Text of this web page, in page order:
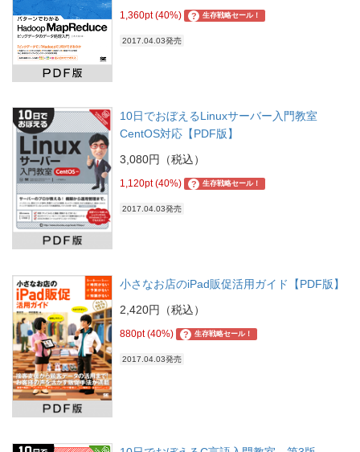
1,360pt (40%) ? 生存戦略セール！
2017.04.03発売
10日でおぼえるLinuxサーバー入門教室
CentOS対応【PDF版】
3,080円（税込）
1,120pt (40%) ? 生存戦略セール！
2017.04.03発売
小さなお店のiPad販促活用ガイド【PDF版】
2,420円（税込）
880pt (40%) ? 生存戦略セール！
2017.04.03発売